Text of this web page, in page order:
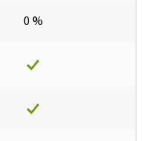
0 %